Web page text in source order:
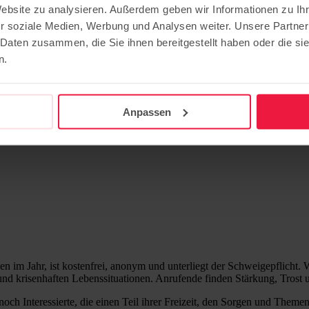
zu analysieren. Außerdem geben wir Informationen zu
soziale Medien, Werbung und Analysen weiter. Unsere
zusammen, die Sie ihnen bereitgestellt haben oder die
Anpassen
neue ehrenamtliche
im Jahr, ist kostenfrei, anonym und unterliegt der
krisenhaften Lebenssituationen. Anrufende finden Stärkung, Trost
Interessierte, die einen Teil ihrer Freizeit, den Sorgen und